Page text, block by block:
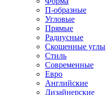
П-образные
Угловые
Прямые
Радиусные
Скошенные углы
Стиль
Современные
Евро
Английские
Дизайнерские